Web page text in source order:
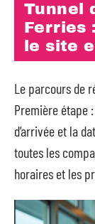
Tunnel
Ferries
le site
Le parcours de
Première étape
d’arrivée et la
toutes les
horaires et les